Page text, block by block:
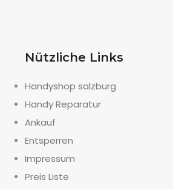
Nützliche Links
Handyshop salzburg
Handy Reparatur
Ankauf
Entsperren
Impressum
Preis Liste